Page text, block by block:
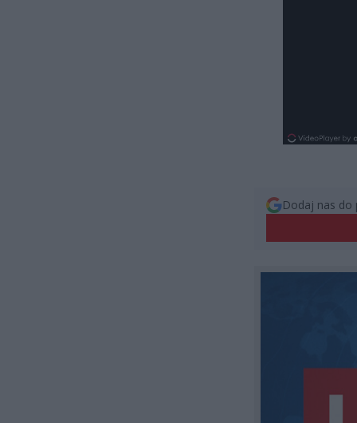
Dodaj nas do